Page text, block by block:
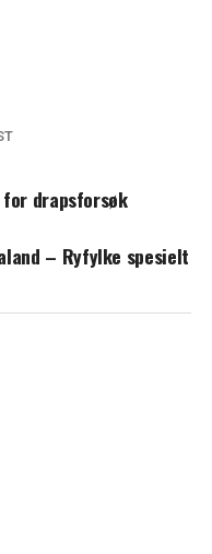
drapsforsøk
– Ryfylke spesielt